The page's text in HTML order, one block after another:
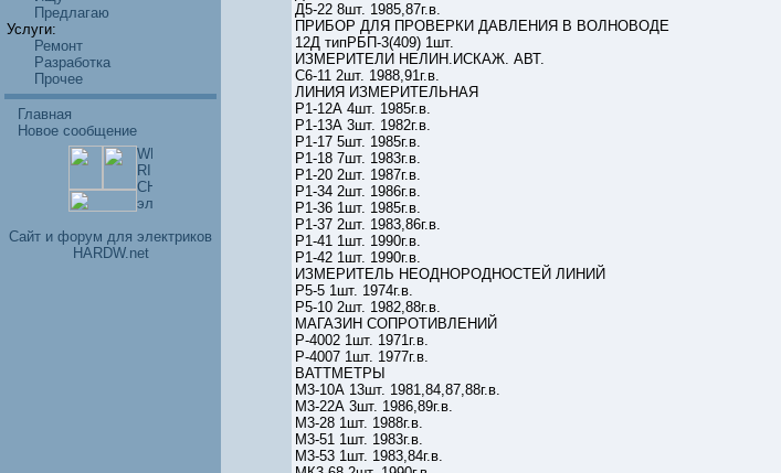
Предлагаю
Услуги:
Ремонт
Разработка
Прочее
Главная
Новое сообщение
Cайт и форум для электриков
HARDW.net
Д5-22 8шт. 1985,87г.в.
ПРИБОР ДЛЯ ПРОВЕРКИ ДАВЛЕНИЯ В ВОЛНОВОДЕ
12Д типРБП-3(409) 1шт.
ИЗМЕРИТЕЛИ НЕЛИН.ИСКАЖ. АВТ.
С6-11 2шт. 1988,91г.в.
ЛИНИЯ ИЗМЕРИТЕЛЬНАЯ
Р1-12А 4шт. 1985г.в.
Р1-13А 3шт. 1982г.в.
Р1-17 5шт. 1985г.в.
Р1-18 7шт. 1983г.в.
Р1-20 2шт. 1987г.в.
Р1-34 2шт. 1986г.в.
Р1-36 1шт. 1985г.в.
Р1-37 2шт. 1983,86г.в.
Р1-41 1шт. 1990г.в.
Р1-42 1шт. 1990г.в.
ИЗМЕРИТЕЛЬ НЕОДНОРОДНОСТЕЙ ЛИНИЙ
Р5-5 1шт. 1974г.в.
Р5-10 2шт. 1982,88г.в.
МАГАЗИН СОПРОТИВЛЕНИЙ
Р-4002 1шт. 1971г.в.
Р-4007 1шт. 1977г.в.
ВАТТМЕТРЫ
М3-10А 13шт. 1981,84,87,88г.в.
М3-22А 3шт. 1986,89г.в.
М3-28 1шт. 1988г.в.
М3-51 1шт. 1983г.в.
М3-53 1шт. 1983,84г.в.